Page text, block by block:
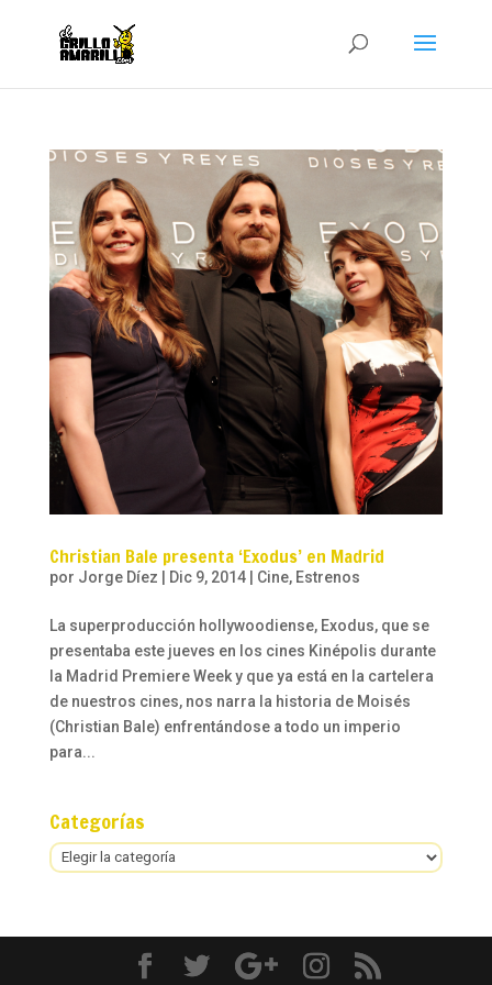
Christian Bale presenta ‘Exodus’ en Madrid
por Jorge Díez | Dic 9, 2014| Cine, Estrenos
La superproducción hollywoodiense, Exodus, que se
presentaba este jueves en los cines Kinépolis durante
la Madrid Premiere Week y que ya está en la cartelera
de nuestros cines, nos narra la historia de Moisés
(Christian Bale) enfrentándose a todo un imperio
para...
Categorías
Categorías